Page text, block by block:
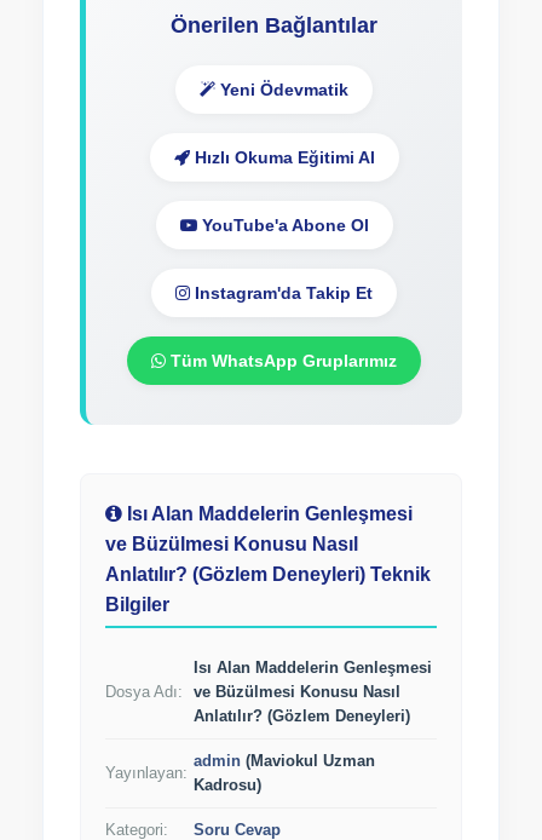
Önerilen Bağlantılar
Yeni Ödevmatik
Hızlı Okuma Eğitimi Al
YouTube'a Abone Ol
Instagram'da Takip Et
Tüm WhatsApp Gruplarımız
Isı Alan Maddelerin Genleşmesi
ve Büzülmesi Konusu Nasıl
Anlatılır? (Gözlem Deneyleri) Teknik
Bilgiler
Dosya Adı:
Isı Alan Maddelerin Genleşmesi
ve Büzülmesi Konusu Nasıl
Anlatılır? (Gözlem Deneyleri)
Yayınlayan:
admin (Maviokul Uzman
Kadrosu)
Kategori: Soru Cevap